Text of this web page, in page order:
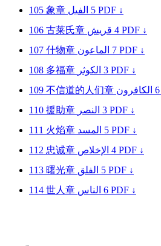
105 象章 الفيل 5 PDF ↓
106 古莱氏章 قريش 4 PDF ↓
107 什物章 الماعون 7 PDF ↓
108 多福章 الكوثر 3 PDF ↓
109 不信道的人们章 الكافرون 6
110 援助章 النصر 3 PDF ↓
111 火焰章 المسد 5 PDF ↓
112 忠诚章 الإخلاص 4 PDF ↓
113 曙光章 الفلق 5 PDF ↓
114 世人章 الناس 6 PDF ↓